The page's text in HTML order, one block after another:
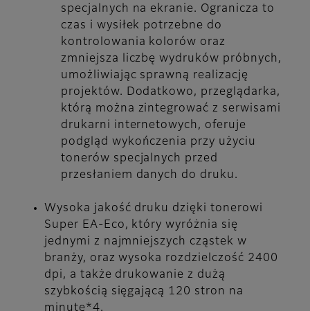
specjalnych na ekranie. Ogranicza to
czas i wysiłek potrzebne do
kontrolowania kolorów oraz
zmniejsza liczbę wydruków próbnych,
umożliwiając sprawną realizację
projektów. Dodatkowo, przeglądarka,
którą można zintegrować z serwisami
drukarni internetowych, oferuje
podgląd wykończenia przy użyciu
tonerów specjalnych przed
przesłaniem danych do druku.
Wysoka jakość druku dzięki tonerowi
Super EA-Eco, który wyróżnia się
jednymi z najmniejszych cząstek w
branży, oraz wysoka rozdzielczość 2400
dpi, a także drukowanie z dużą
szybkością sięgającą 120 stron na
minutę*4.